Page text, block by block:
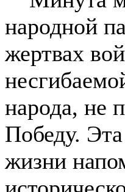
народной
жертвах
народа, не
Победу.
жизни